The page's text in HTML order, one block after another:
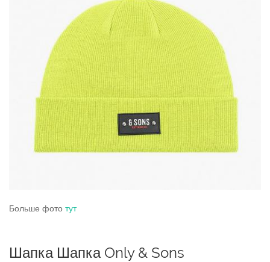
Больше фото тут
Шапка Шапка Only & Sons